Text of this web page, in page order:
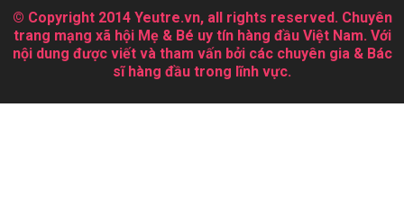
© Copyright 2014 Yeutre.vn, all rights reserved. Chuyên
trang mạng xã hội Mẹ & Bé uy tín hàng đầu Việt Nam. Với
nội dung được viết và tham vấn bởi các chuyên gia & Bác
sĩ hàng đầu trong lĩnh vực.